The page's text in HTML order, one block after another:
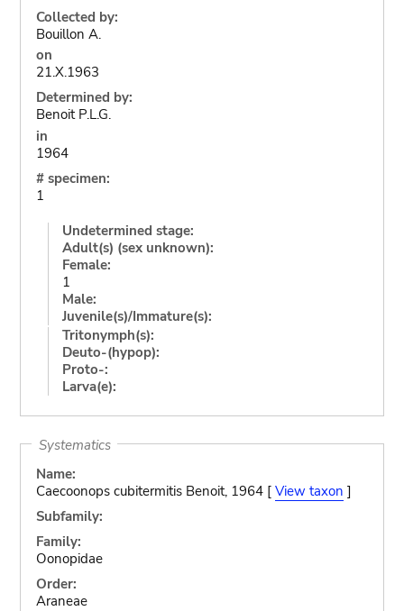
Collected by:
Bouillon A.
on
21.X.1963
Determined by:
Benoit P.L.G.
in
1964
# specimen:
1
Undetermined stage:
Adult(s) (sex unknown):
Female:
1
Male:
Juvenile(s)/Immature(s):
Tritonymph(s):
Deuto-(hypop):
Proto-:
Larva(e):
Systematics
Name:
Caecoonops cubitermitis Benoit, 1964 [ View taxon ]
Subfamily:
Family:
Oonopidae
Order:
Araneae